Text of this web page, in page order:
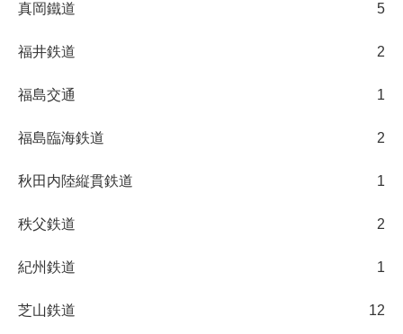
真岡鐵道 5
福井鉄道 2
福島交通 1
福島臨海鉄道 2
秋田内陸縦貫鉄道 1
秩父鉄道 2
紀州鉄道 1
芝山鉄道 12